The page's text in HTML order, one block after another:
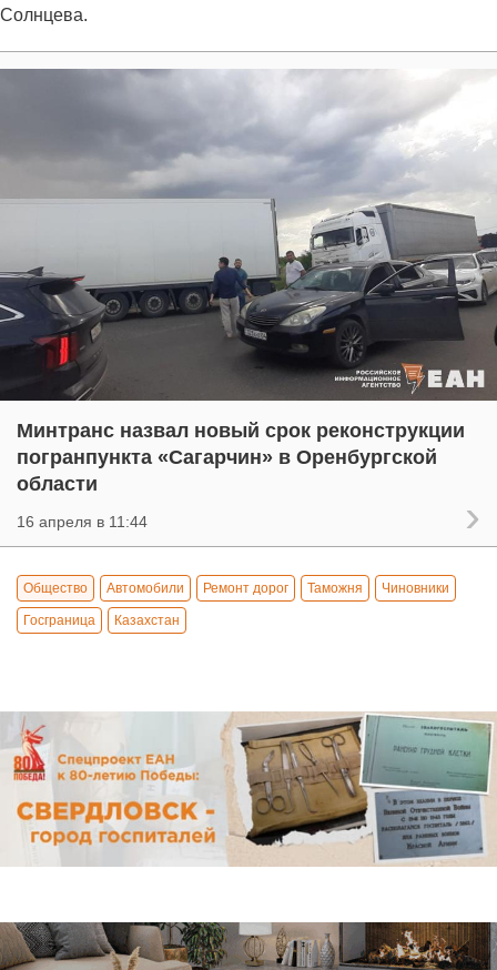
Солнцева.
Минтранс назвал новый срок реконструкции
погранпункта «Сагарчин» в Оренбургской
области
16 апреля в 11:44
Общество Автомобили Ремонт дорог Таможня Чиновники
Госграница Казахстан